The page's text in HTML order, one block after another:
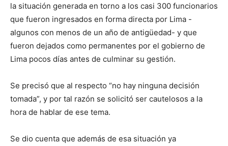
la situación generada en torno a los casi 300 funcionarios
que fueron ingresados en forma directa por Lima -
algunos con menos de un año de antigüedad- y que
fueron dejados como permanentes por el gobierno de
Lima pocos días antes de culminar su gestión.
Se precisó que al respecto “no hay ninguna decisión
tomada”, y por tal razón se solicitó ser cautelosos a la
hora de hablar de ese tema.
Se dio cuenta que además de esa situación ya